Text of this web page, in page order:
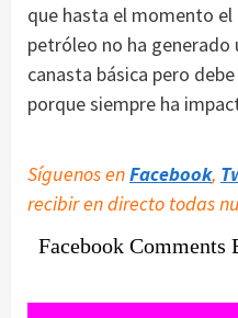
que hasta el momento el
petróleo no ha generado
canasta básica pero
porque siempre ha
Síguenos enFacebook,
recibir en directo todas
Facebook Comments